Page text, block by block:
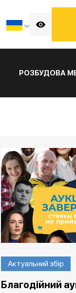
РОЗБУДОВА
Актуальний збір
Благодійний